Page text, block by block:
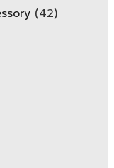
(42)